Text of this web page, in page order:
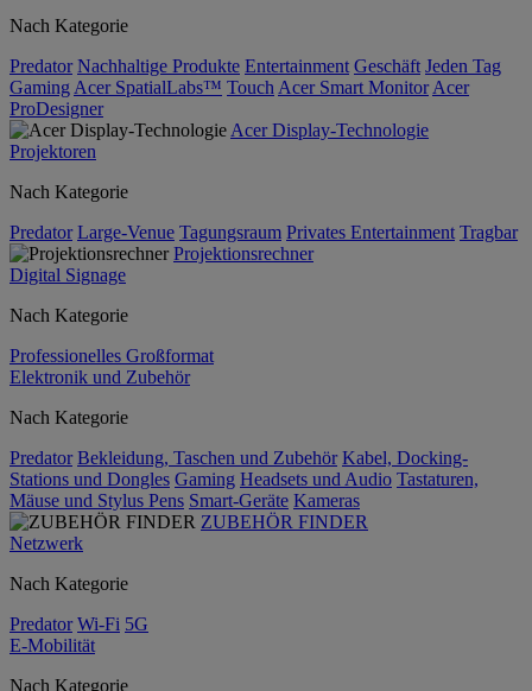
Nach Kategorie
Predator Nachhaltige Produkte Entertainment Geschäft Jeden Tag
Gaming Acer SpatialLabs™ Touch Acer Smart Monitor Acer
ProDesigner
Acer Display-Technologie
Projektoren
Nach Kategorie
Predator Large-Venue Tagungsraum Privates Entertainment Tragbar
Projektionsrechner
Digital Signage
Nach Kategorie
Professionelles Großformat
Elektronik und Zubehör
Nach Kategorie
Predator Bekleidung, Taschen und Zubehör Kabel, Docking-
Stations und Dongles Gaming Headsets und Audio Tastaturen,
Mäuse und Stylus Pens Smart-Geräte Kameras
ZUBEHÖR FINDER
Netzwerk
Nach Kategorie
Predator Wi-Fi 5G
E-Mobilität
Nach Kategorie